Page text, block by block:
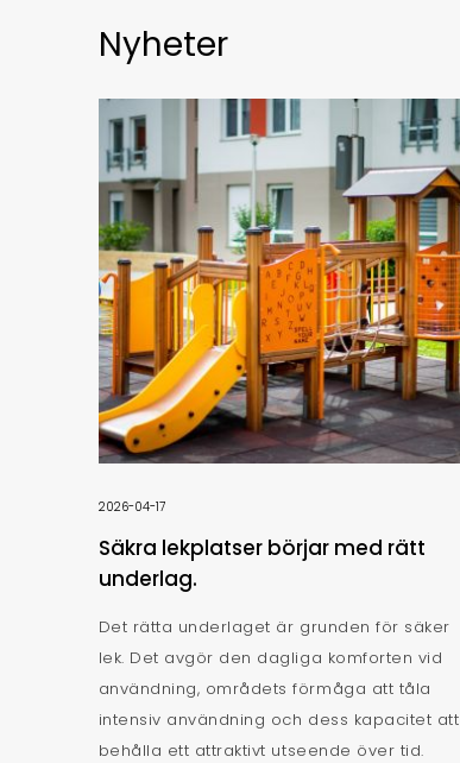
Nyheter
2026-04-17
Säkra lekplatser börjar med rätt
underlag.
Det rätta underlaget är grunden för säker
lek. Det avgör den dagliga komforten vid
användning, områdets förmåga att tåla
intensiv användning och dess kapacitet att
behålla ett attraktivt utseende över tid.